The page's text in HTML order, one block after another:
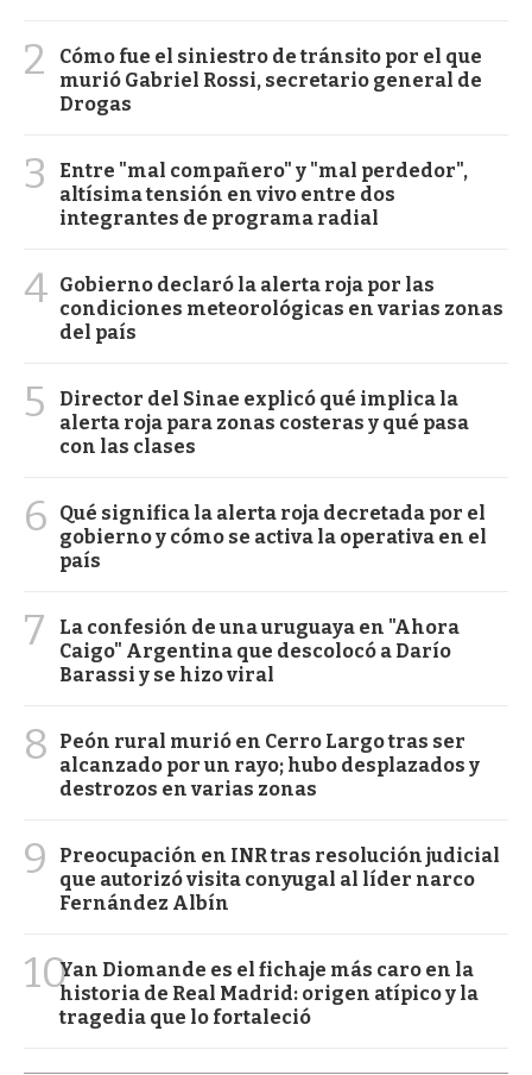
2
Cómo fue el siniestro de tránsito por el que
murió Gabriel Rossi, secretario general de
Drogas
3
Entre "mal compañero" y "mal perdedor",
altísima tensión en vivo entre dos
integrantes de programa radial
4 Gobierno declaró la alerta roja por las
condiciones meteorológicas en varias zonas
del país
5
Director del Sinae explicó qué implica la
alerta roja para zonas costeras y qué pasa
con las clases
6
Qué significa la alerta roja decretada por el
gobierno y cómo se activa la operativa en el
país
7
La confesión de una uruguaya en "Ahora
Caigo" Argentina que descolocó a Darío
Barassi y se hizo viral
8
Peón rural murió en Cerro Largo tras ser
alcanzado por un rayo; hubo desplazados y
destrozos en varias zonas
9
Preocupación en INR tras resolución judicial
que autorizó visita conyugal al líder narco
Fernández Albín
10Yan Diomande es el fichaje más caro en la
historia de Real Madrid: origen atípico y la
tragedia que lo fortaleció